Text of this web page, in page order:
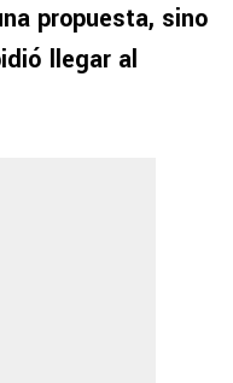
propuesta, sino
llegar al